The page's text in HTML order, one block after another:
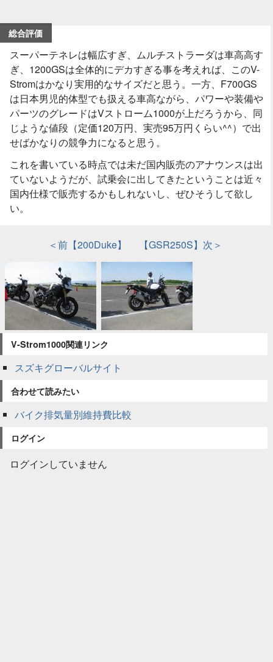
総合評価
スーパーテネレは幅広すぎ、ムルチストラーダは車高高す
ぎ、1200GSは全体的にデカすぎる事を考えれば、このV-
Stromはかなり実用的なサイズだと思う。一方、F700GS
は日本男児的体型でも扱える車高ながら、パワーや装備や
パーツのグレードはVストローム1000が上だろうから、同
じような値段（定価120万円、実売95万円くらい^^）で出
せばかなりの競争力になると思う。
これを書いている時点では未だ国内販売のアナウンスは出
ていないようだが、試乗会に出してきたということは近々
国内仕様で販売するかもしれないし、ぜひそうして欲し
い。
＜前【200Duke】 【GSR250S】次＞
V-Strom1000関連リンク
スズキグローバルサイト
合わせて読みたい
バイク排気量別維持費比較
ログイン
ログインしていません